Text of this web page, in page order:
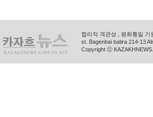
합리적 객관성 , 평화통일
st. Bagenbai batira 214-13
Copyright ⓒ